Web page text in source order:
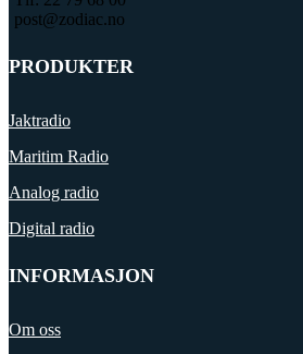
post@zodiac.no
PRODUKTER
Jaktradio
Maritim Radio
Analog radio
Digital radio
INFORMASJON
Om oss